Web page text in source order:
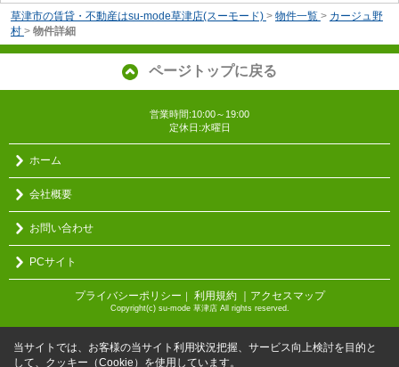
草津市の賃貸・不動産はsu-mode草津店(スーモード) > 物件一覧 > カージュ野
村 > 物件詳細
ページトップに戻る
営業時間:10:00～19:00
定休日:水曜日
ホーム
会社概要
お問い合わせ
PCサイト
プライバシーポリシー ｜ 利用規約 ｜アクセスマップ
Copyright(c) su-mode 草津店 All rights reserved.
当サイトでは、お客様の当サイト利用状況把握、サービス向上検討を目的と
して、クッキー（Cookie）を使用しています。